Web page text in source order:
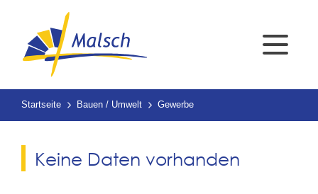
Startseite Bauen / Umwelt Gewerbe
Keine Daten vorhanden